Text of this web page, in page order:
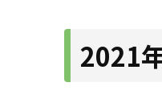
2021